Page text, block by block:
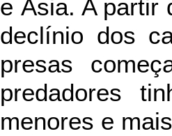
e Ásia. A partir
declínio dos
presas
predadores
menores e